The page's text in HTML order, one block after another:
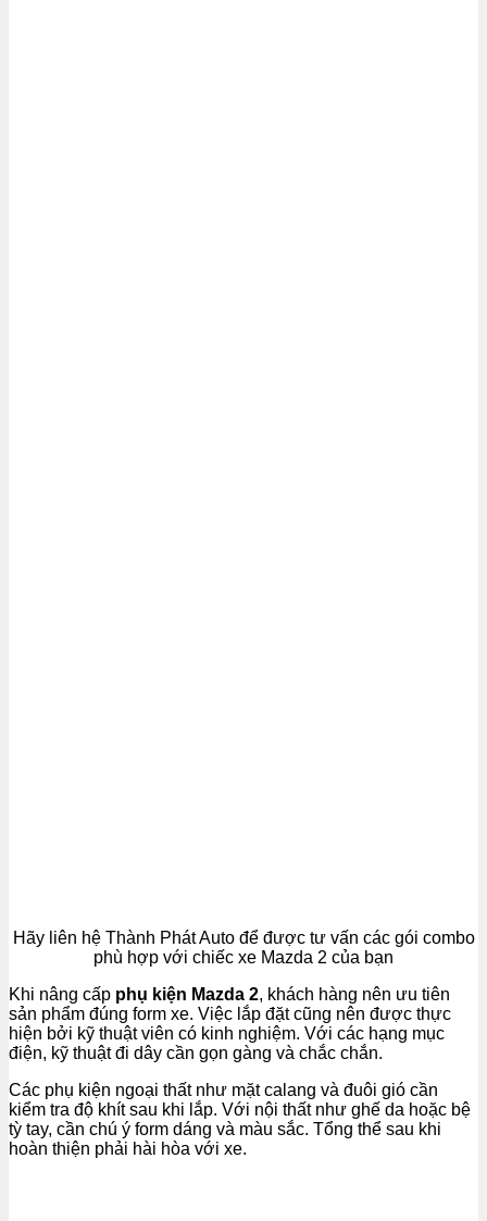
Hãy liên hệ Thành Phát Auto để được tư vấn các gói combo
phù hợp với chiếc xe Mazda 2 của bạn
Khi nâng cấp phụ kiện Mazda 2, khách hàng nên ưu tiên
sản phẩm đúng form xe. Việc lắp đặt cũng nên được thực
hiện bởi kỹ thuật viên có kinh nghiệm. Với các hạng mục
điện, kỹ thuật đi dây cần gọn gàng và chắc chắn.
Các phụ kiện ngoại thất như mặt calang và đuôi gió cần
kiểm tra độ khít sau khi lắp. Với nội thất như ghế da hoặc bệ
tỳ tay, cần chú ý form dáng và màu sắc. Tổng thể sau khi
hoàn thiện phải hài hòa với xe.